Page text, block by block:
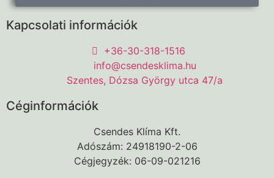
Kapcsolati információk
+36-30-318-1516
info@csendesklima.hu
Szentes, Dózsa György utca 47/a
Céginformációk
Csendes Klíma Kft.
Adószám: 24918190-2-06
Cégjegyzék: 06-09-021216